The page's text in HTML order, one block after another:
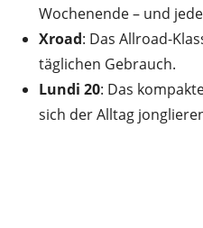
Wochenende – und
Xroad: Das Allroad-
täglichen Gebrauch.
Lundi 20: Das
sich der Alltag